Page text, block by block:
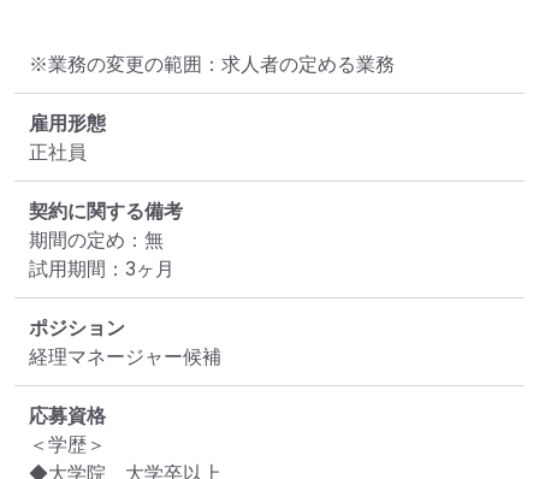
※業務の変更の範囲：求人者の定める業務
雇用形態
正社員
契約に関する備考
期間の定め：無
試用期間：3ヶ月
ポジション
経理マネージャー候補
応募資格
＜学歴＞
◆大学院、大学卒以上